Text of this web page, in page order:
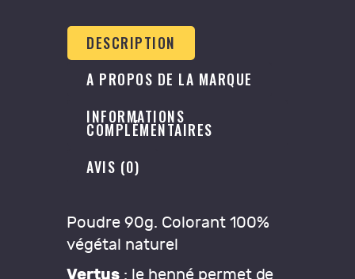
DESCRIPTION
A PROPOS DE LA MARQUE
INFORMATIONS
COMPLÉMENTAIRES
AVIS (0)
Poudre 90g. Colorant 100%
végétal naturel
Vertus: le henné permet de